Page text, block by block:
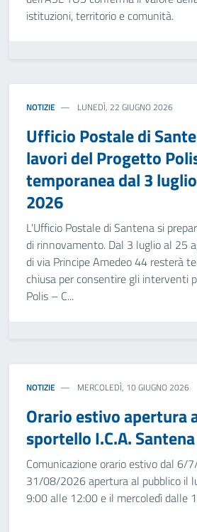
istituzioni, territorio e comunità.
NOTIZIE LUNEDÌ, 22 GIUGNO 2026
Ufficio Postale di
lavori del Progetto
temporanea dal 3
2026
L'Ufficio Postale di Santena si
di rinnovamento. Dal 3 luglio al 25
di via Principe Amedeo 44 resterà
chiusa per consentire gli interventi
Polis – C...
NOTIZIE MERCOLEDÌ, 10 GIUGNO 2026
Orario estivo apertura
sportello I.C.A. Santena
Comunicazione orario estivo dal 6/
31/08/2026 apertura al pubblico il
9:00 alle 12:00 e il mercoledì dalle